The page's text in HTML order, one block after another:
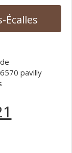
Écalles
pavilly